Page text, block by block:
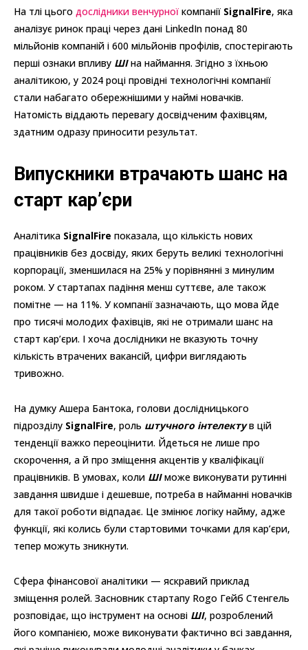
На тлі цього дослідники венчурної компанії SignalFire, яка
аналізує ринок праці через дані LinkedIn понад 80
мільйонів компаній і 600 мільйонів профілів, спостерігають
перші ознаки впливу ШІна наймання. Згідно з їхньою
аналітикою, у 2024 році провідні технологічні компанії
стали набагато обережнішими у наймі новачків.
Натомість віддають перевагу досвідченим фахівцям,
здатним одразу приносити результат.
Випускники втрачають шанс на
старт кар’єри
Аналітика SignalFire показала, що кількість нових
працівників без досвіду, яких беруть великі технологічні
корпорації, зменшилася на 25% у порівнянні з минулим
роком. У стартапах падіння менш суттєве, але також
помітне — на 11%. У компанії зазначають, що мова йде
про тисячі молодих фахівців, які не отримали шанс на
старт кар’єри. І хоча дослідники не вказують точну
кількість втрачених вакансій, цифри виглядають
тривожно.
На думку Ашера Бантока, голови дослідницького
підрозділу SignalFire, роль штучного інтелектув цій
тенденції важко переоцінити. Йдеться не лише про
скорочення, а й про зміщення акцентів у кваліфікації
працівників. В умовах, коли ШІможе виконувати рутинні
завдання швидше і дешевше, потреба в найманні новачків
для такої роботи відпадає. Це змінює логіку найму, адже
функції, які колись були стартовими точками для кар’єри,
тепер можуть зникнути.
Сфера фінансової аналітики — яскравий приклад
зміщення ролей. Засновник стартапу Rogo Гейб Стенгель
розповідає, що інструмент на основі ШІ, розроблений
його компанією, може виконувати фактично всі завдання,